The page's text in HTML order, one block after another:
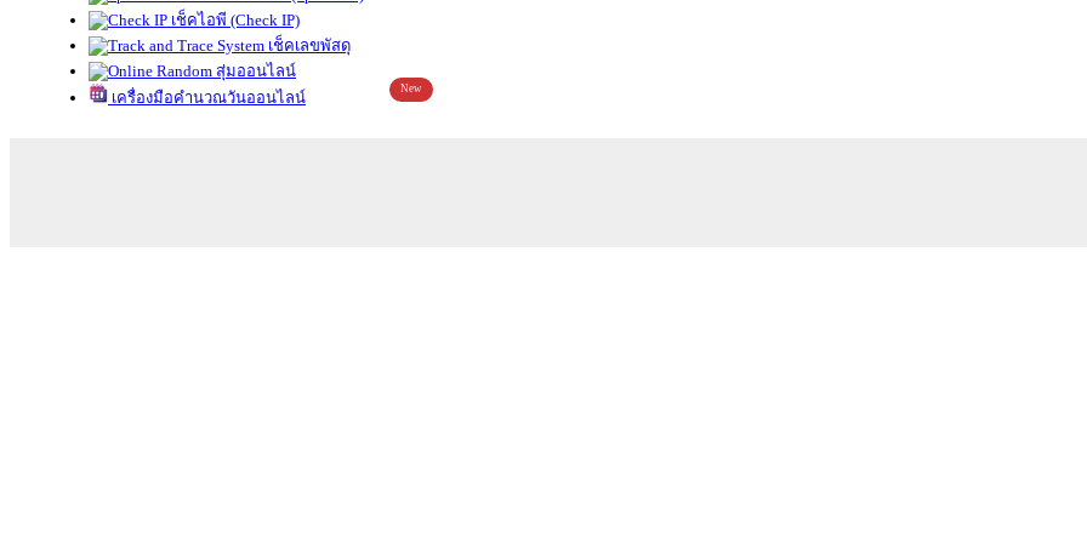
เช็คไอพี (Check IP)
เช็คเลขพัสดุ
สุ่มออนไลน์
เครื่องมือคำนวณวันออนไลน์
New